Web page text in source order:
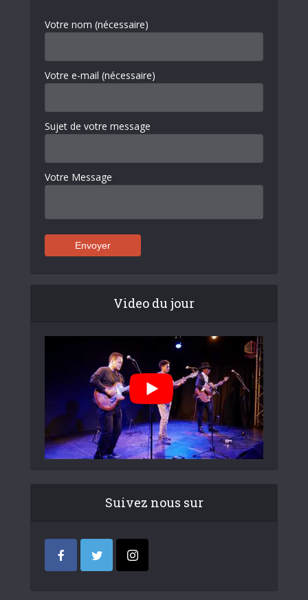
Votre nom (nécessaire)
Votre e-mail (nécessaire)
Sujet de votre message
Votre Message
Video du jour
Suivez nous sur